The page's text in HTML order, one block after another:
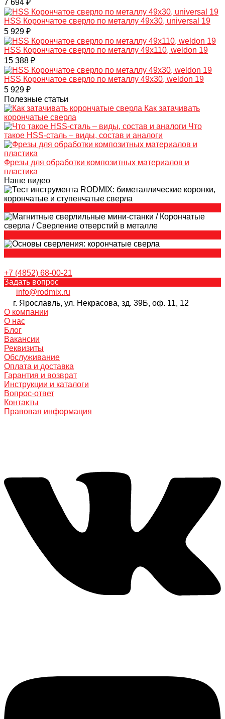
7 694 ₽
HSS Корончатое сверло по металлу 49x30, universal 19
5 929 ₽
HSS Корончатое сверло по металлу 49x110, weldon 19
15 388 ₽
HSS Корончатое сверло по металлу 49x30, weldon 19
5 929 ₽
Полезные статьи
Как затачивать
корончатые сверла
Что
такое HSS-сталь – виды, состав и аналоги
Фрезы для обработки композитных материалов и
пластика
Наше видео
+7 (4852) 68-00-21
Задать вопрос
info@rodmix.ru
г. Ярославль, ул. Некрасова, зд. 39Б, оф. 11, 12
О компании
О нас
Блог
Вакансии
Реквизиты
Обслуживание
Оплата и доставка
Гарантия и возврат
Инструкции и каталоги
Вопрос-ответ
Контакты
Правовая информация